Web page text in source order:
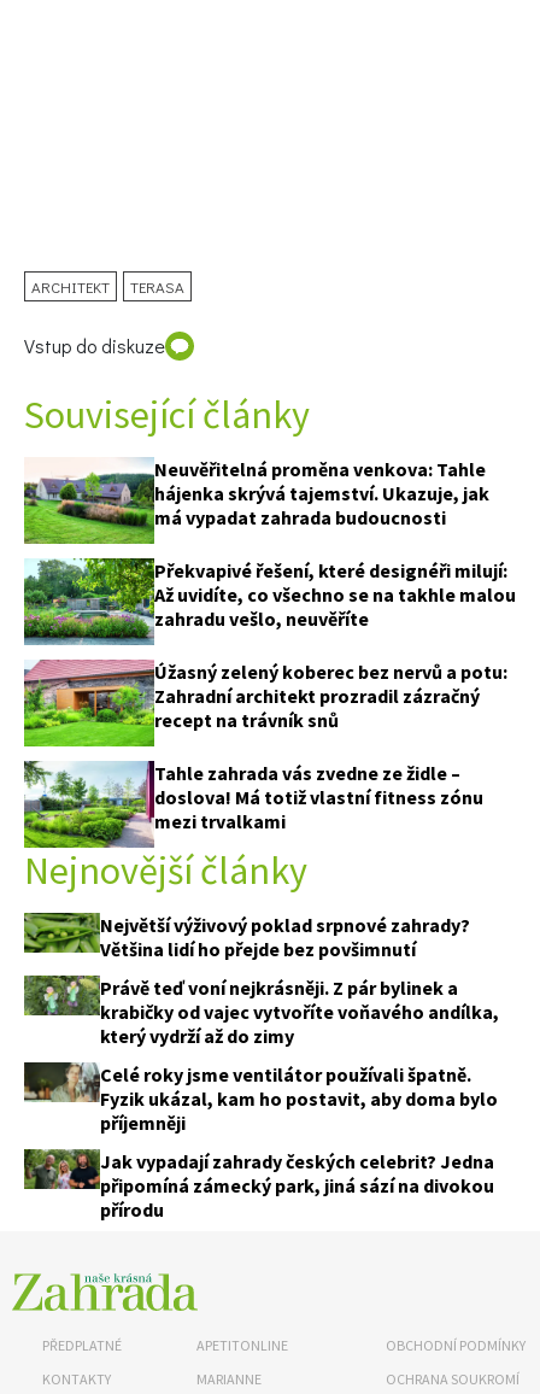
ARCHITEKT TERASA
Vstup do diskuze
Související články
Neuvěřitelná proměna venkova: Tahle
hájenka skrývá tajemství. Ukazuje, jak
má vypadat zahrada budoucnosti
Překvapivé řešení, které designéři milují:
Až uvidíte, co všechno se na takhle malou
zahradu vešlo, neuvěříte
Úžasný zelený koberec bez nervů a potu:
Zahradní architekt prozradil zázračný
recept na trávník snů
Tahle zahrada vás zvedne ze židle –
doslova! Má totiž vlastní fitness zónu
mezi trvalkami
Nejnovější články
Největší výživový poklad srpnové zahrady?
Většina lidí ho přejde bez povšimnutí
Právě teď voní nejkrásněji. Z pár bylinek a
krabičky od vajec vytvoříte voňavého andílka,
který vydrží až do zimy
Celé roky jsme ventilátor používali špatně.
Fyzik ukázal, kam ho postavit, aby doma bylo
příjemněji
Jak vypadají zahrady českých celebrit? Jedna
připomíná zámecký park, jiná sází na divokou
přírodu
PŘEDPLATNÉ
KONTAKTY
APETITONLINE
MARIANNE
OBCHODNÍ PODMÍNKY
OCHRANA SOUKROMÍ